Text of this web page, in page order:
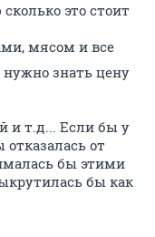
это стоит
мясом и все
нужно знать цену
и т.д... Если бы у
от
бы этими
бы как